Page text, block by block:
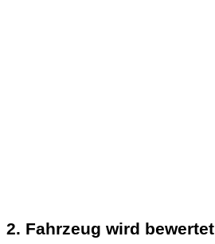
2. Fahrzeug wird bewertet